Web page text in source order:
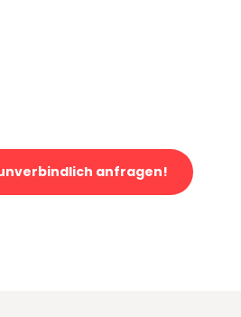
anfragen!